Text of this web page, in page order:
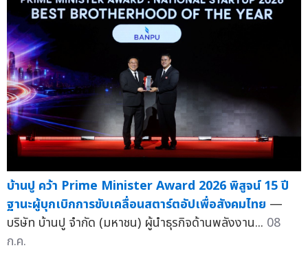
บ้านปู คว้า Prime Minister Award 2026 พิสูจน์ 15 ปี
ฐานะผู้บุกเบิกการขับเคลื่อนสตาร์ตอัปเพื่อสังคมไทย —
บริษัท บ้านปู จำกัด (มหาชน) ผู้นำธุรกิจด้านพลังงาน... 08
ก.ค.